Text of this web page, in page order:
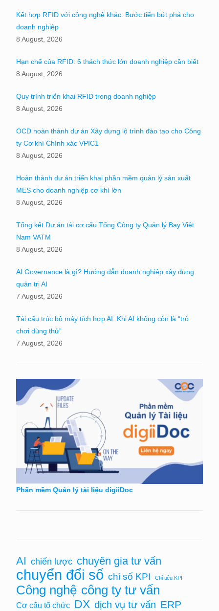
Kết hợp RFID với công nghệ khác: Bước tiến bứt phá cho
doanh nghiệp
8 August, 2026
Hạn chế của RFID: 6 thách thức lớn doanh nghiệp cần biết
8 August, 2026
Quy trình triển khai RFID trong doanh nghiệp
8 August, 2026
OCD hoàn thành dự án Xây dựng lộ trình đào tạo cho Công
ty Cơ khí Chính xác VPIC1
8 August, 2026
Hoàn thành dự án triển khai phần mềm quản lý sản xuất
MES cho doanh nghiệp cơ khí lớn
8 August, 2026
Tổng kết Dự án tái cơ cấu Tổng Công ty Quản lý Bay Việt
Nam VATM
8 August, 2026
AI Governance là gì? Hướng dẫn doanh nghiệp xây dựng
quản trị AI
7 August, 2026
Tái cấu trúc bộ máy tích hợp AI: Khi AI không còn là “trò
chơi dùng thử”
7 August, 2026
Phần mềm Quản lý tài liệu digiiDoc
AI chiến lược chuyên gia tư vấn
chuyển đổi số chỉ số KPI Chỉ tiêu KPI
Công nghệ công ty tư vấn
Cơ cấu tổ chức DX dịch vụ tư vấn ERP